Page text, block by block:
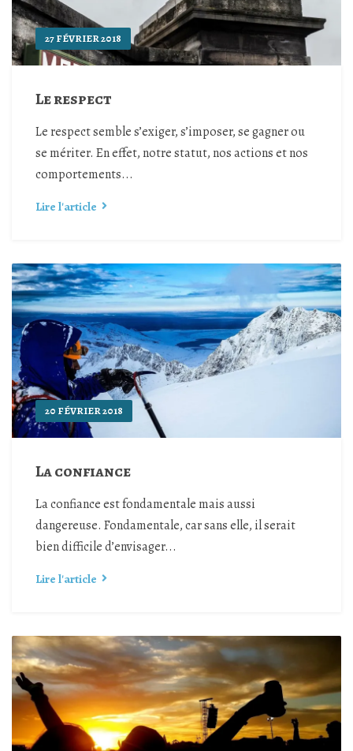
27 FÉVRIER 2018
Le respect
Le respect semble s’exiger, s’imposer, se gagner ou
se mériter. En effet, notre statut, nos actions et nos
comportements...
Lire l'article
20 FÉVRIER 2018
La confiance
La confiance est fondamentale mais aussi
dangereuse. Fondamentale, car sans elle, il serait
bien difficile d’envisager...
Lire l'article